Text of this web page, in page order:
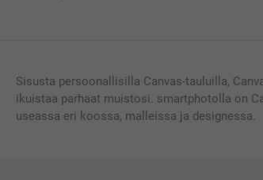
Sisusta persoonallisilla Canvas-tauluilla,
ikuistaa parhaat muistosi. smartphotolla on
useassa eri koossa, malleissa ja designessa.